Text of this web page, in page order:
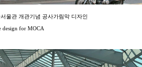
울관 개관기념 공사가림막 디자인
design for MOCA